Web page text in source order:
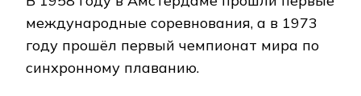
международные соревнования, а в 1973
году прошёл первый чемпионат мира по
синхронному плаванию.